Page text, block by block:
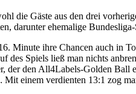
die Gäste aus den drei
darunter ehemalige Bundesliga-
Minute ihre Chancen auch in
Spiels ließ man nichts
den All4Labels-Golden Ball
einem verdienten 13:1 zog